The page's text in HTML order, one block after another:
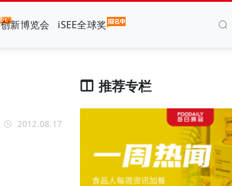
创新博览会 iSEE全球奖
2012.08.17
推荐专栏